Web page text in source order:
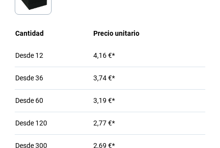
Cantidad Precio unitario
Desde 12 4,16 €*
Desde36 3,74 €*
Desde 60 3,19 €*
Desde 120 2,77 €*
Desde300 2,69 €*